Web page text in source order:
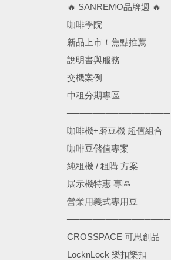
🔥 SANREMO品牌週 🔥
咖啡學院
新品上市！焦點推薦
說明書與服務
交機案例
中租分期專區
────────────────
咖啡機+磨豆機 超值組合
咖啡豆儲值專案
純租機 / 租購 方案
展示機特惠 專區
營業用義式專用豆
────────────────
CROSSPACE 可思創品
LocknLock 樂扣樂扣